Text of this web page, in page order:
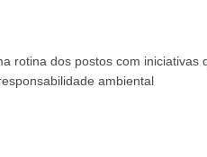
rotina dos postos com
ambiental